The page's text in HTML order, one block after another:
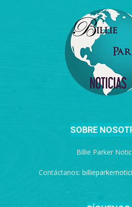
SOBRE
Billie Parker
Contáctanos: